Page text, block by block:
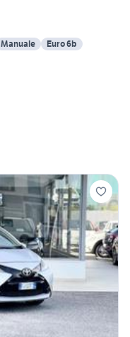
Manuale Euro 6b